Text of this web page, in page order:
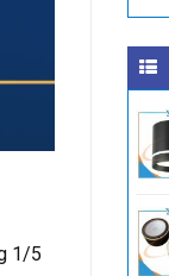
1/5